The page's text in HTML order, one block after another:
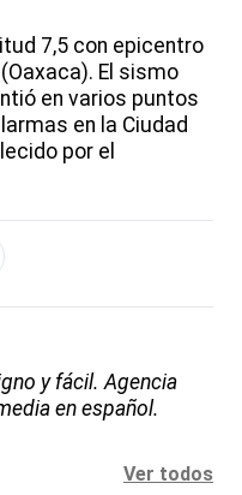
7,5 con epicentro
El sismo
en varios puntos
en la Ciudad
por el
y fácil. Agencia
en español.
Ver todos